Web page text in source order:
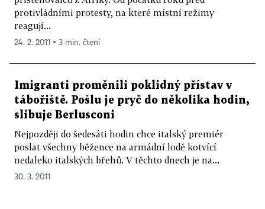
protivládními protesty, na které místní režimy
reagují...
24. 2. 2011 ▪ 3 min. čtení
Imigranti proměnili poklidný přístav v
tábořiště. Pošlu je pryč do několika hodin,
slibuje Berlusconi
Nejpozději do šedesáti hodin chce italský premiér
poslat všechny běžence na armádní lodě kotvící
nedaleko italských břehů. V těchto dnech je na...
30. 3. 2011